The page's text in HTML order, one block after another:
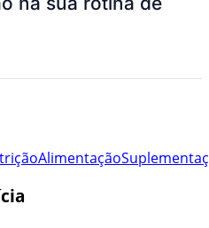
Alimentação